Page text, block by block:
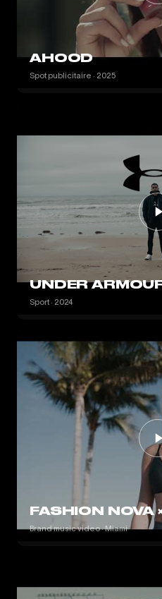
AHOOD
Spot publicitaire · 2025
UNDER
Sport · 2024
FASHION NOVA
Brand music video · Miami